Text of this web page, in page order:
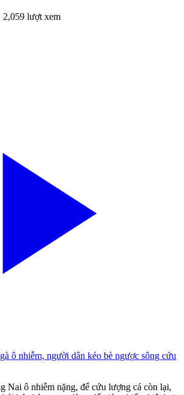
2,059 lượt xem
ô nhiễm, người dân kéo bè ngược sông cứu
Nai ô nhiễm nặng, để cứu lượng cá còn lại,